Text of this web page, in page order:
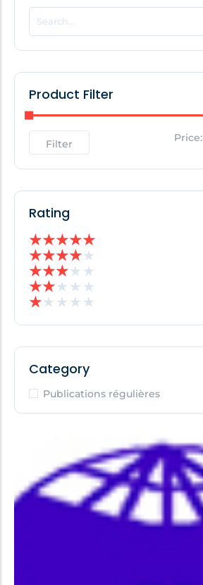
POPULAR THIS WEEK
No Posts Found!
No Posts Found!
Product Filter
Filter Price:
Rating
★★★★★
★★★★★
★★★★ ★
★★★ ★ ★
★★ ★ ★ ★
Category
Publications régulières